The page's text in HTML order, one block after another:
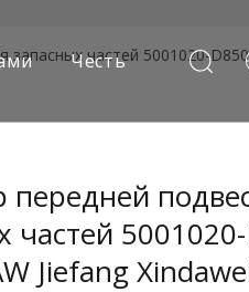
Честь
частей 5001020-
передней
частей
Jiefang